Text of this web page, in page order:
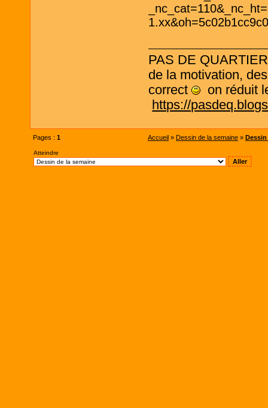
PAS DE
de la motivation,
correct
on réduit
https://
Pages : 1 Accueil » Dessin de la semaine »
Atteindre